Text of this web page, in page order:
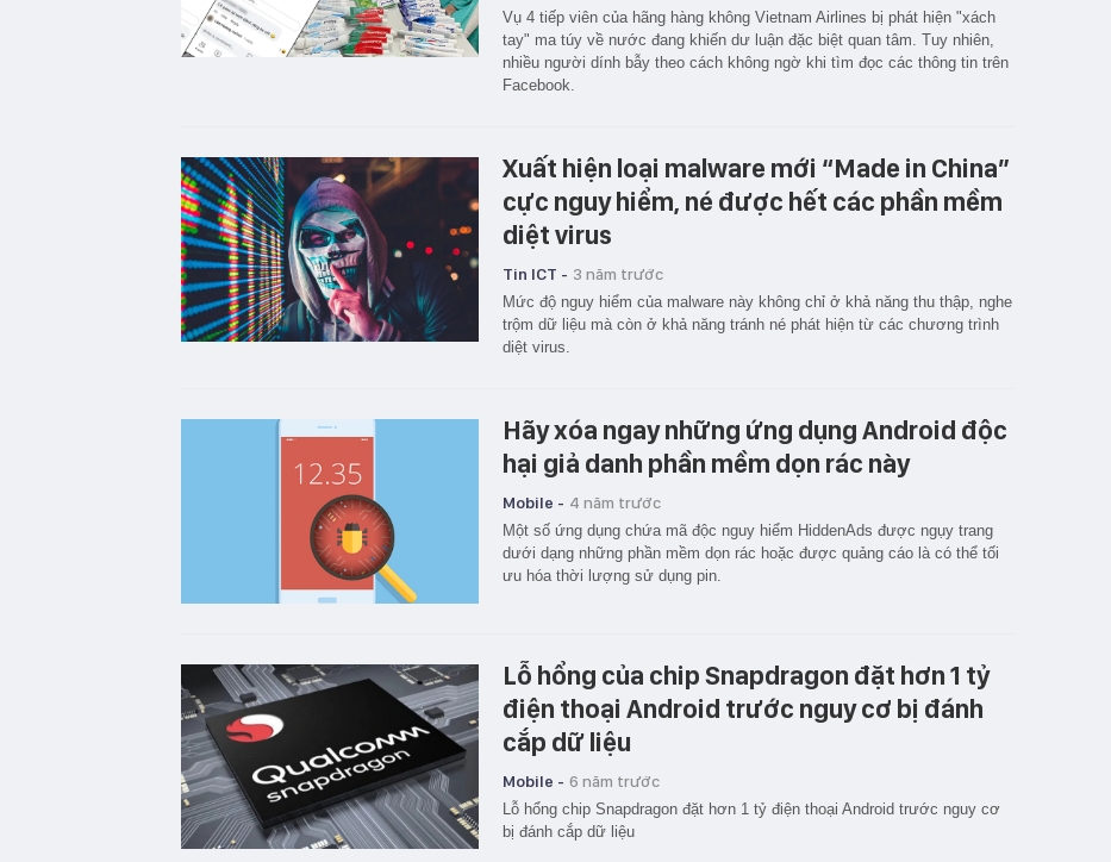
Vụ 4 tiếp viên của hãng hàng không Vietnam Airlines bị phát hiện "xách
tay" ma túy về nước đang khiến dư luận đặc biệt quan tâm. Tuy nhiên,
nhiều người dính bẫy theo cách không ngờ khi tìm đọc các thông tin trên
Facebook.
Xuất hiện loại malware mới “Made in China”
cực nguy hiểm, né được hết các phần mềm
diệt virus
Tin ICT - 3 năm trước
Mức độ nguy hiểm của malware này không chỉ ở khả năng thu thập, nghe
trộm dữ liệu mà còn ở khả năng tránh né phát hiện từ các chương trình
diệt virus.
Hãy xóa ngay những ứng dụng Android độc
hại giả danh phần mềm dọn rác này
Mobile - 4 năm trước
Một số ứng dụng chứa mã độc nguy hiểm HiddenAds được ngụy trang
dưới dạng những phần mềm dọn rác hoặc được quảng cáo là có thể tối
ưu hóa thời lượng sử dụng pin.
Lỗ hổng của chip Snapdragon đặt hơn 1 tỷ
điện thoại Android trước nguy cơ bị đánh
cắp dữ liệu
Mobile - 6 năm trước
Lỗ hổng chip Snapdragon đặt hơn 1 tỷ điện thoại Android trước nguy cơ
bị đánh cắp dữ liệu